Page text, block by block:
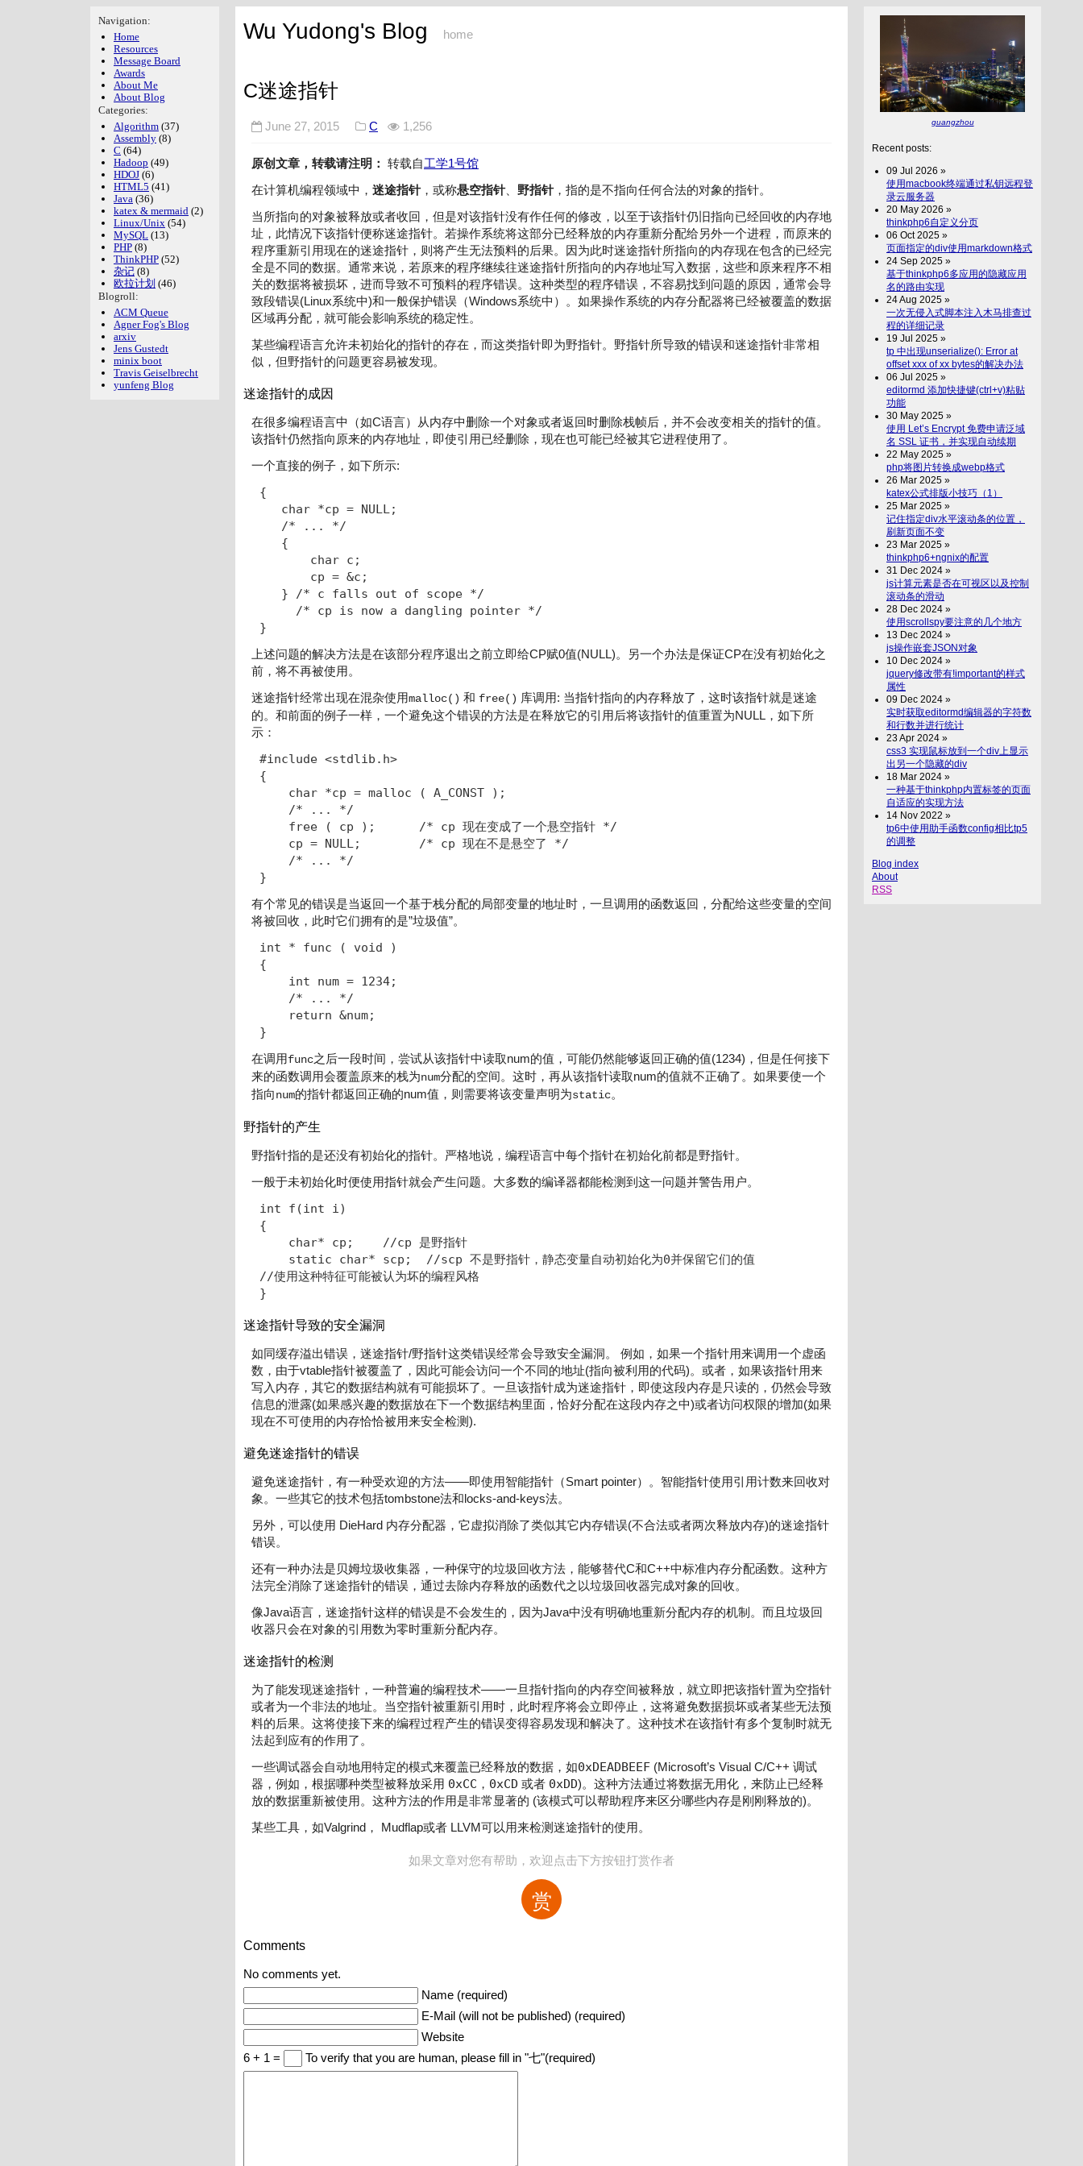
Navigation:
Home
Resources
Message Board
Awards
About Me
About Blog
Categories:
Algorithm (37)
Assembly (8)
C (64)
Hadoop (49)
HDOJ (6)
HTML5 (41)
Java (36)
katex & mermaid (2)
Linux/Unix (54)
MySQL (13)
PHP (8)
ThinkPHP (52)
杂记 (8)
欧拉计划 (46)
Blogroll:
ACM Queue
Agner Fog's Blog
arxiv
Jens Gustedt
minix boot
Travis Geiselbrecht
yunfeng Blog
guangzhou
Recent posts:
09 Jul 2026 »
使用macbook终端通过私钥远程登
录云服务器
20 May 2026 »
thinkphp6自定义分页
06 Oct 2025 »
页面指定的div使用markdown格式
24 Sep 2025 »
基于thinkphp6多应用的隐藏应用
名的路由实现
24 Aug 2025 »
一次无侵入式脚本注入木马排查过
程的详细记录
19 Jul 2025 »
tp 中出现unserialize(): Error at
offset xxx of xx bytes的解决办法
06 Jul 2025 »
editormd 添加快捷键(ctrl+v)粘贴
功能
30 May 2025 »
使用 Let’s Encrypt 免费申请泛域
名 SSL 证书，并实现自动续期
22 May 2025 »
php将图片转换成webp格式
26 Mar 2025 »
katex公式排版小技巧（1）
25 Mar 2025 »
记住指定div水平滚动条的位置，
刷新页面不变
23 Mar 2025 »
thinkphp6+ngnix的配置
31 Dec 2024 »
js计算元素是否在可视区以及控制
滚动条的滑动
28 Dec 2024 »
使用scrollspy要注意的几个地方
13 Dec 2024 »
js操作嵌套JSON对象
10 Dec 2024 »
jquery修改带有!important的样式
属性
09 Dec 2024 »
实时获取editormd编辑器的字符数
和行数并进行统计
23 Apr 2024 »
css3 实现鼠标放到一个div上显示
出另一个隐藏的div
18 Mar 2024 »
一种基于thinkphp内置标签的页面
自适应的实现方法
14 Nov 2022 »
tp6中使用助手函数config相比tp5
的调整
Blog index
About
RSS
Wu Yudong's Blog home
C迷途指针
June 27, 2015 C 1,256
原创文章，转载请注明： 转载自工学1号馆
在计算机编程领域中， 迷途指针，或称悬空指针、 野指针，指的是不指向任何合法的对象的指针。
当所指向的对象被释放或者收回，但是对该指针没有作任何的修改，以至于该指针仍旧指向已经回收的内存地
址，此情况下该指针便称迷途指针。若操作系统将这部分已经释放的内存重新分配给另外一个进程，而原来的
程序重新引用现在的迷途指针，则将产生无法预料的后果。因为此时迷途指针所指向的内存现在包含的已经完
全是不同的数据。通常来说，若原来的程序继续往迷途指针所指向的内存地址写入数据，这些和原来程序不相
关的数据将被损坏，进而导致不可预料的程序错误。这种类型的程序错误，不容易找到问题的原因，通常会导
致段错误(Linux系统中)和一般保护错误（Windows系统中）。如果操作系统的内存分配器将已经被覆盖的数据
区域再分配，就可能会影响系统的稳定性。
某些编程语言允许未初始化的指针的存在，而这类指针即为野指针。野指针所导致的错误和迷途指针非常相
似，但野指针的问题更容易被发现。
迷途指针的成因
在很多编程语言中（如C语言）从内存中删除一个对象或者返回时删除栈帧后，并不会改变相关的指针的值。
该指针仍然指向原来的内存地址，即使引用已经删除，现在也可能已经被其它进程使用了。
一个直接的例子，如下所示:
{
   char *cp = NULL;
   /* ... */
   {
       char c;
       cp = &c;
   } /* c falls out of scope */
     /* cp is now a dangling pointer */
}
上述问题的解决方法是在该部分程序退出之前立即给CP赋0值(NULL)。另一个办法是保证CP在没有初始化之
前，将不再被使用。
迷途指针经常出现在混杂使用malloc() 和 free() 库调用: 当指针指向的内存释放了，这时该指针就是迷途
的。和前面的例子一样，一个避免这个错误的方法是在释放它的引用后将该指针的值重置为NULL，如下所
示：
#include <stdlib.h>
{
    char *cp = malloc ( A_CONST );
    /* ... */
    free ( cp );      /* cp 现在变成了一个悬空指针 */
    cp = NULL;        /* cp 现在不是悬空了 */
    /* ... */
}
有个常见的错误是当返回一个基于栈分配的局部变量的地址时，一旦调用的函数返回，分配给这些变量的空间
将被回收，此时它们拥有的是”垃圾值”。
int * func ( void )
{
    int num = 1234;
    /* ... */
    return &num;
}
在调用func之后一段时间，尝试从该指针中读取num的值，可能仍然能够返回正确的值(1234)，但是任何接下
来的函数调用会覆盖原来的栈为num分配的空间。这时，再从该指针读取num的值就不正确了。如果要使一个
指向num的指针都返回正确的num值，则需要将该变量声明为static。
野指针的产生
野指针指的是还没有初始化的指针。严格地说，编程语言中每个指针在初始化前都是野指针。
一般于未初始化时便使用指针就会产生问题。大多数的编译器都能检测到这一问题并警告用户。
int f(int i)
{
    char* cp;    //cp 是野指针
    static char* scp;  //scp 不是野指针，静态变量自动初始化为0并保留它们的值
//使用这种特征可能被认为坏的编程风格
}
迷途指针导致的安全漏洞
如同缓存溢出错误，迷途指针/野指针这类错误经常会导致安全漏洞。 例如，如果一个指针用来调用一个虚函
数，由于vtable指针被覆盖了，因此可能会访问一个不同的地址(指向被利用的代码)。或者，如果该指针用来
写入内存，其它的数据结构就有可能损坏了。一旦该指针成为迷途指针，即使这段内存是只读的，仍然会导致
信息的泄露(如果感兴趣的数据放在下一个数据结构里面，恰好分配在这段内存之中)或者访问权限的增加(如果
现在不可使用的内存恰恰被用来安全检测).
避免迷途指针的错误
避免迷途指针，有一种受欢迎的方法——即使用智能指针（Smart pointer）。智能指针使用引用计数来回收对
象。一些其它的技术包括tombstone法和locks-and-keys法。
另外，可以使用 DieHard 内存分配器，它虚拟消除了类似其它内存错误(不合法或者两次释放内存)的迷途指针
错误。
还有一种办法是贝姆垃圾收集器，一种保守的垃圾回收方法，能够替代C和C++中标准内存分配函数。这种方
法完全消除了迷途指针的错误，通过去除内存释放的函数代之以垃圾回收器完成对象的回收。
像Java语言，迷途指针这样的错误是不会发生的，因为Java中没有明确地重新分配内存的机制。而且垃圾回
收器只会在对象的引用数为零时重新分配内存。
迷途指针的检测
为了能发现迷途指针，一种普遍的编程技术——一旦指针指向的内存空间被释放，就立即把该指针置为空指针
或者为一个非法的地址。当空指针被重新引用时，此时程序将会立即停止，这将避免数据损坏或者某些无法预
料的后果。这将使接下来的编程过程产生的错误变得容易发现和解决了。这种技术在该指针有多个复制时就无
法起到应有的作用了。
一些调试器会自动地用特定的模式来覆盖已经释放的数据，如0xDEADBEEF (Microsoft’s Visual C/C++ 调试
器，例如，根据哪种类型被释放采用 0xCC ， 0xCD 或者 0xDD)。这种方法通过将数据无用化，来防止已经释
放的数据重新被使用。这种方法的作用是非常显著的 (该模式可以帮助程序来区分哪些内存是刚刚释放的)。
某些工具，如Valgrind， Mudflap或者 LLVM可以用来检测迷途指针的使用。
如果文章对您有帮助，欢迎点击下方按钮打赏作者
赏
Comments
No comments yet.
Name (required)
E-Mail (will not be published) (required)
Website
6 + 1 =
To verify that you are human, please fill in "七"(required)